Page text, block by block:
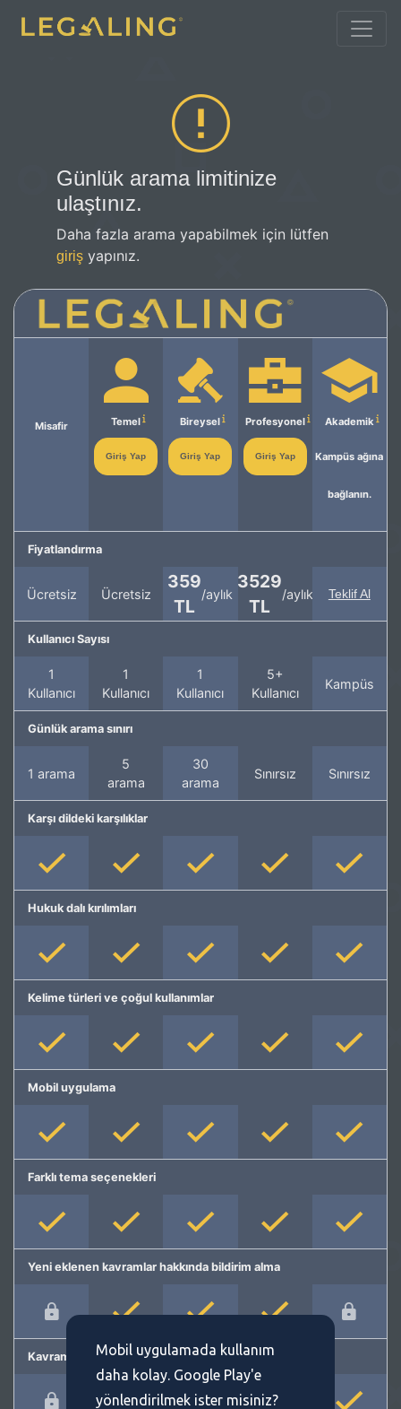
Günlük arama limitinize
ulaştınız.
Daha fazla arama yapabilmek için lütfen
giriş yapınız.
Misafir Temel
Giriş Yap
Bireysel
Giriş Yap
Profesyonel
Giriş Yap
Akademik
Kampüs ağına
bağlanın.
Fiyatlandırma
Ücretsiz Ücretsiz
359
TL
/aylık
3529
TL
/aylık Teklif Al
Kullanıcı Sayısı
1
Kullanıcı
1
Kullanıcı
1
Kullanıcı
5+
Kullanıcı
Kampüs
Günlük arama sınırı
1 arama
5
arama
30
arama
Sınırsız Sınırsız
Karşı dildeki karşılıklar
Hukuk dalı kırılımları
Kelime türleri ve çoğul kullanımlar
Mobil uygulama
Farklı tema seçenekleri
Yeni eklenen kavramlar hakkında bildirim alma
Kavram önermeMobil uygulamada kullanım
daha kolay. Google Play'e
yönlendirilmek ister misiniz?